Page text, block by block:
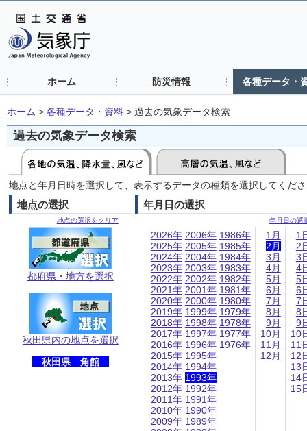
ホーム 防災情報 各種データ・
ホーム > 各種データ・資料 > 過去の気象データ検索
過去の気象データ検索
地点と年月日時を選択して、表示するデータの種類を選択してくだ
地点の選択
地点の選択をクリア
都府県・地方を選択
秋田県内の地点を選択
秋田県 角館
年月日の選択
年月日の選
2026年
2025年
2024年
2023年
2022年
2021年
2020年
2019年
2018年
2017年
2016年
2015年
2014年
2013年
2012年
2011年
2010年
2009年
2006年
2005年
2004年
2003年
2002年
2001年
2000年
1999年
1998年
1997年
1996年
1995年
1994年
1993年
1992年
1991年
1990年
1989年
1986年
1985年
1984年
1983年
1982年
1981年
1980年
1979年
1978年
1977年
1976年
1月
2月
3月
4月
5月
6月
7月
8月
9月
10月
11月
12月
1
2
3
4
5
6
7
8
9
10
11
12
13
14
15